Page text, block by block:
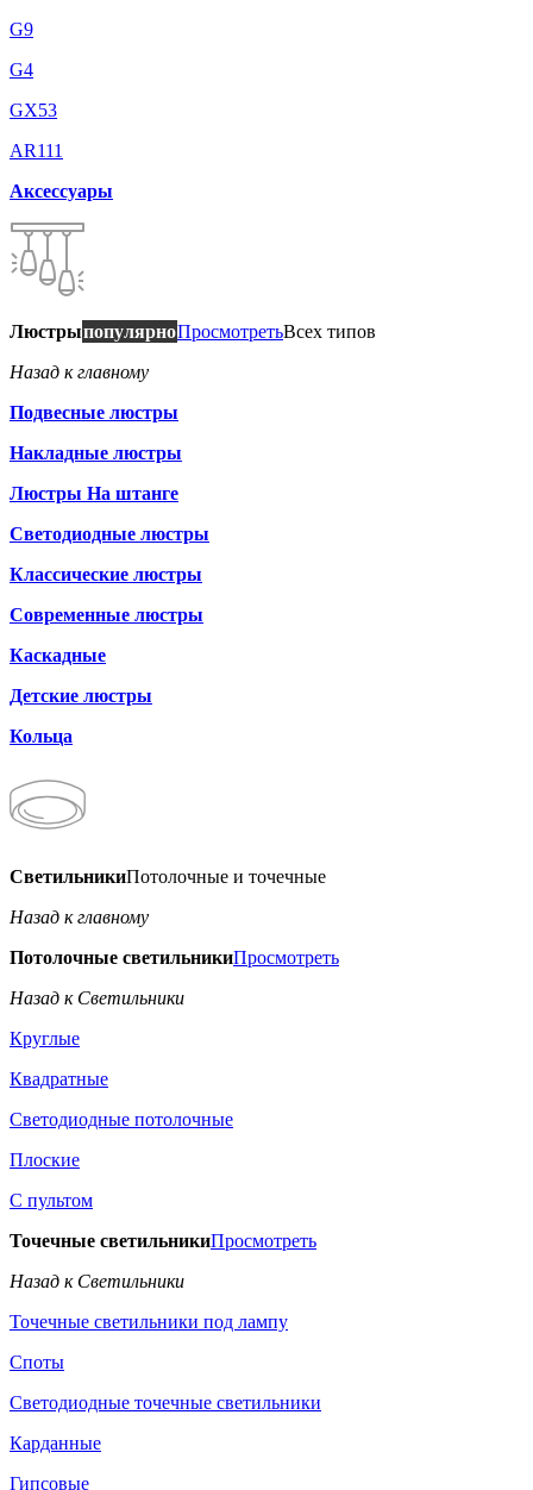
G9
G4
GX53
AR111
Аксессуары
ЛюстрыпопулярноПросмотретьВсех типов
Назад к главному
Подвесные люстры
Накладные люстры
Люстры На штанге
Светодиодные люстры
Классические люстры
Современные люстры
Каскадные
Детские люстры
Кольца
СветильникиПотолочные и точечные
Назад к главному
Потолочные светильникиПросмотреть
Назад к Светильники
Круглые
Квадратные
Светодиодные потолочные
Плоские
С пультом
Точечные светильникиПросмотреть
Назад к Светильники
Точечные светильники под лампу
Споты
Светодиодные точечные светильники
Карданные
Гипсовые